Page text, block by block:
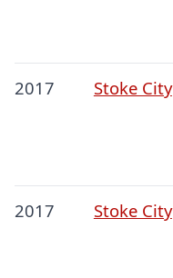
2017 Stoke City
2017 Stoke City